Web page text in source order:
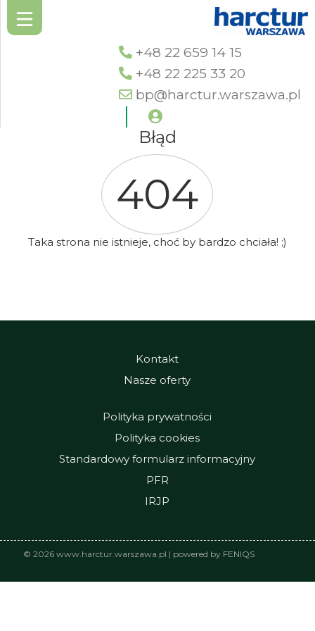
+48 22 659 14 15
+48 22 225 33 20
bp@harctur.warszawa.pl
Błąd
404
Taka strona nie istnieje, choć by bardzo chciała! ;)
Kontakt
Nasze oferty
Polityka prywatności
Polityka cookies
Standardowy formularz informacyjny
PFR
IRJP
© 2026 www.harctur.warszawa.pl | powered by FENIQS